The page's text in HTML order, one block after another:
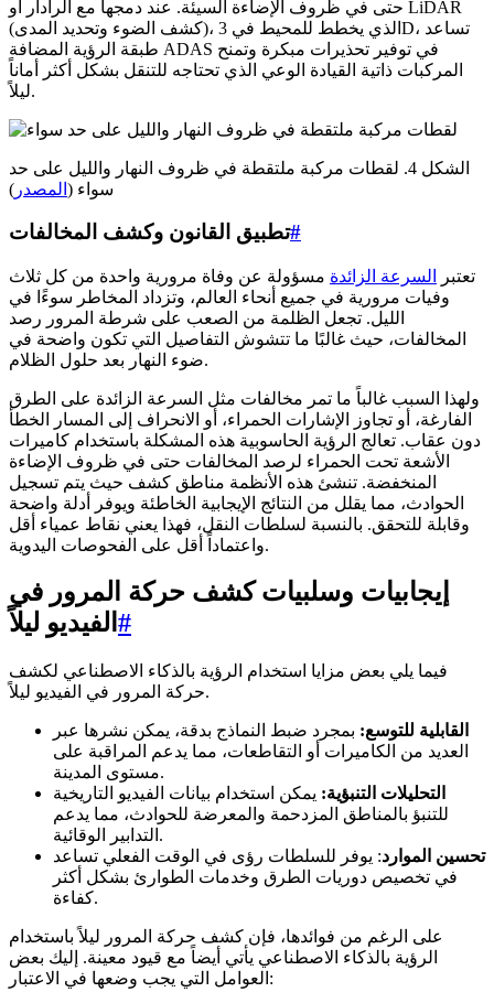
حتى في ظروف الإضاءة السيئة. عند دمجها مع الرادار أو LiDAR
(كشف الضوء وتحديد المدى)، الذي يخطط للمحيط في 3D، تساعد
طبقة الرؤية المضافة ADAS في توفير تحذيرات مبكرة وتمنح
المركبات ذاتية القيادة الوعي الذي تحتاجه للتنقل بشكل أكثر أماناً
ليلاً.
الشكل 4. لقطات مركبة ملتقطة في ظروف النهار والليل على حد
سواء ( المصدر )
تطبيق القانون وكشف المخالفات#
تعتبر السرعة الزائدة مسؤولة عن وفاة مرورية واحدة من كل ثلاث
وفيات مرورية في جميع أنحاء العالم، وتزداد المخاطر سوءًا في
الليل. تجعل الظلمة من الصعب على شرطة المرور رصد
المخالفات، حيث غالبًا ما تتشوش التفاصيل التي تكون واضحة في
ضوء النهار بعد حلول الظلام.
ولهذا السبب غالباً ما تمر مخالفات مثل السرعة الزائدة على الطرق
الفارغة، أو تجاوز الإشارات الحمراء، أو الانحراف إلى المسار الخطأ
دون عقاب. تعالج الرؤية الحاسوبية هذه المشكلة باستخدام كاميرات
الأشعة تحت الحمراء لرصد المخالفات حتى في ظروف الإضاءة
المنخفضة. تنشئ هذه الأنظمة مناطق كشف حيث يتم تسجيل
الحوادث، مما يقلل من النتائج الإيجابية الخاطئة ويوفر أدلة واضحة
وقابلة للتحقق. بالنسبة لسلطات النقل، فهذا يعني نقاط عمياء أقل
واعتماداً أقل على الفحوصات اليدوية.
إيجابيات وسلبيات كشف حركة المرور في
الفيديو ليلاً #
فيما يلي بعض مزايا استخدام الرؤية بالذكاء الاصطناعي لكشف
حركة المرور في الفيديو ليلاً.
القابلية للتوسع: بمجرد ضبط النماذج بدقة، يمكن نشرها عبر
العديد من الكاميرات أو التقاطعات، مما يدعم المراقبة على
مستوى المدينة.
التحليلات التنبؤية: يمكن استخدام بيانات الفيديو التاريخية
للتنبؤ بالمناطق المزدحمة والمعرضة للحوادث، مما يدعم
التدابير الوقائية.
تحسين الموارد: يوفر للسلطات رؤى في الوقت الفعلي تساعد
في تخصيص دوريات الطرق وخدمات الطوارئ بشكل أكثر
كفاءة.
على الرغم من فوائدها، فإن كشف حركة المرور ليلاً باستخدام
الرؤية بالذكاء الاصطناعي يأتي أيضاً مع قيود معينة. إليك بعض
العوامل التي يجب وضعها في الاعتبار: